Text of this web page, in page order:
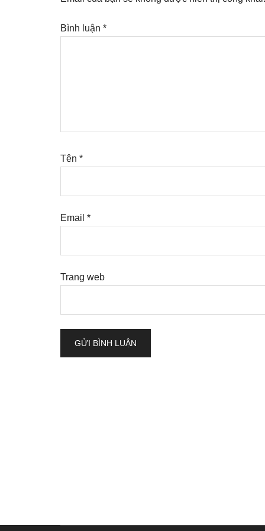
Bình luận *
Tên *
Email *
Trang web